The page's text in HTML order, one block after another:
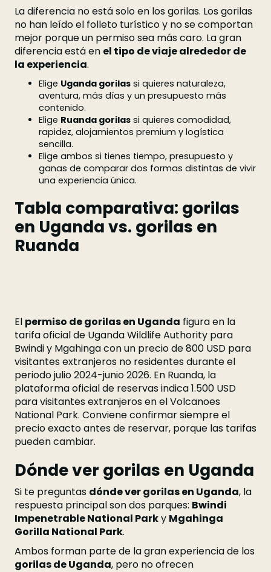
La diferencia no está solo en los gorilas. Los gorilas
no han leído el folleto turístico y no se comportan
mejor porque un permiso sea más caro. La gran
diferencia está en el tipo de viaje alrededor de
la experiencia.
Elige Uganda gorilas si quieres naturaleza,
aventura, más días y un presupuesto más
contenido.
Elige Ruanda gorilas si quieres comodidad,
rapidez, alojamientos premium y logística
sencilla.
Elige ambos si tienes tiempo, presupuesto y
ganas de comparar dos formas distintas de vivir
una experiencia única.
Tabla comparativa: gorilas
en Uganda vs. gorilas en
Ruanda
El permiso de gorilas en Uganda figura en la
tarifa oficial de Uganda Wildlife Authority para
Bwindi y Mgahinga con un precio de 800 USD para
visitantes extranjeros no residentes durante el
periodo julio 2024-junio 2026. En Ruanda, la
plataforma oficial de reservas indica 1.500 USD
para visitantes extranjeros en el Volcanoes
National Park. Conviene confirmar siempre el
precio exacto antes de reservar, porque las tarifas
pueden cambiar.
Dónde ver gorilas en Uganda
Si te preguntas dónde ver gorilas en Uganda, la
respuesta principal son dos parques: Bwindi
Impenetrable National Parky Mgahinga
Gorilla National Park.
Ambos forman parte de la gran experiencia de los
gorilas de Uganda, pero no ofrecen